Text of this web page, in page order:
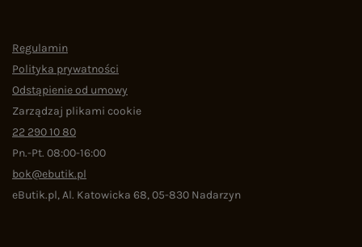
Regulamin
Polityka prywatności
Odstąpienie od umowy
Zarządzaj plikami cookie
22 290 10 80
Pn.-Pt. 08:00-16:00
bok@ebutik.pl
eButik.pl,Al. Katowicka 68,05-830 Nadarzyn